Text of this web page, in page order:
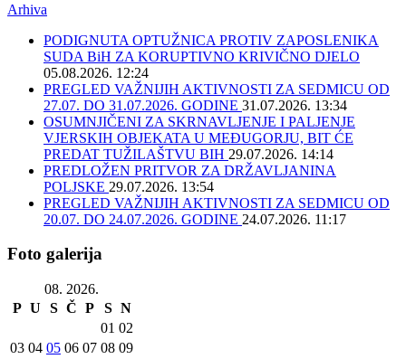
Arhiva
PODIGNUTA OPTUŽNICA PROTIV ZAPOSLENIKA
SUDA BiH ZA KORUPTIVNO KRIVIČNO DJELO
05.08.2026. 12:24
PREGLED VAŽNIJIH AKTIVNOSTI ZA SEDMICU OD
27.07. DO 31.07.2026. GODINE 31.07.2026. 13:34
OSUMNJIČENI ZA SKRNAVLJENJE I PALJENJE
VJERSKIH OBJEKATA U MEĐUGORJU, BIT ĆE
PREDAT TUŽILAŠTVU BIH 29.07.2026. 14:14
PREDLOŽEN PRITVOR ZA DRŽAVLJANINA
POLJSKE 29.07.2026. 13:54
PREGLED VAŽNIJIH AKTIVNOSTI ZA SEDMICU OD
20.07. DO 24.07.2026. GODINE 24.07.2026. 11:17
Foto galerija
08. 2026.
P U S Č P S N
01 02
03 04 05 06 07 08 09